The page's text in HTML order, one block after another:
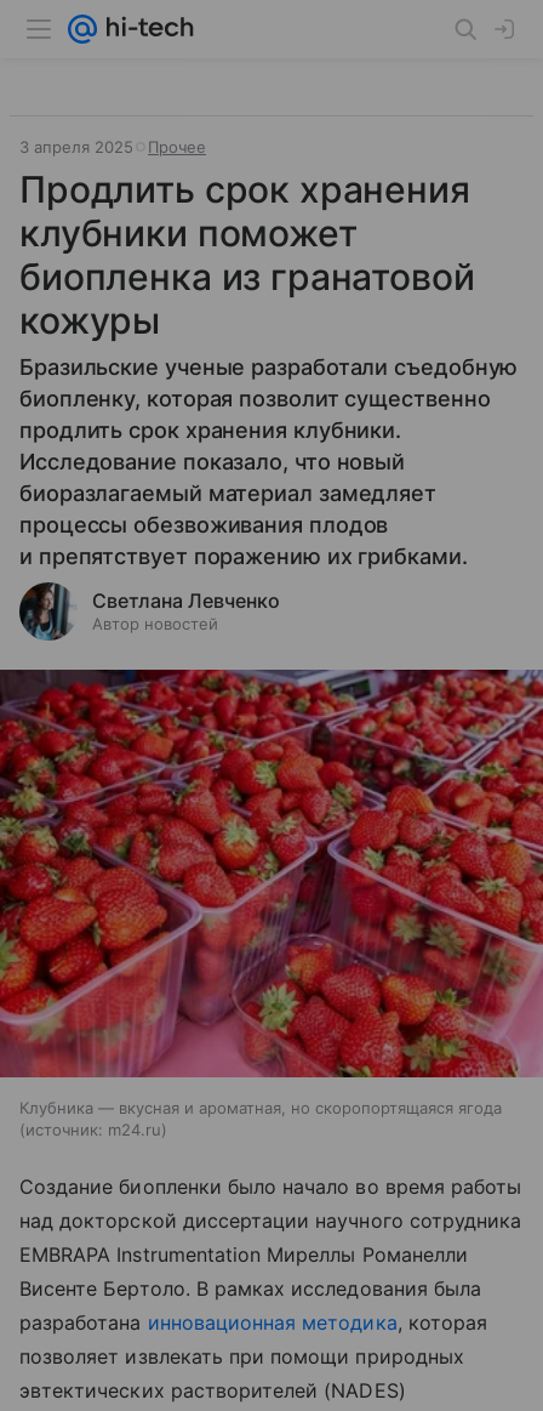
3 апреля 2025 Прочее
Продлить срок хранения
клубники поможет
биопленка из гранатовой
кожуры
Бразильские ученые разработали съедобную
биопленку, которая позволит существенно
продлить срок хранения клубники.
Исследование показало, что новый
биоразлагаемый материал замедляет
процессы обезвоживания плодов
и препятствует поражению их грибками.
Светлана Левченко
Автор новостей
Клубника — вкусная и ароматная, но скоропортящаяся ягода
источник: m24.ru
Создание биопленки было начало во время работы
над докторской диссертации научного сотрудника
EMBRAPA Instrumentation Миреллы Романелли
Висенте Бертоло. В рамках исследования была
разработана инновационная методика, которая
позволяет извлекать при помощи природных
эвтектических растворителей (NADES)